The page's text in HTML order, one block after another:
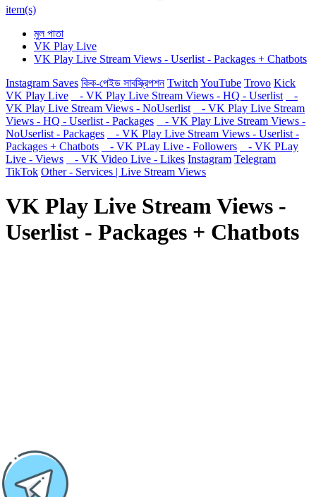
item(s)
মুল পাতা
VK Play Live
VK Play Live Stream Views - Userlist - Packages + Chatbots
Instagram Saves কিক-পেইড সাবস্ক্রিপশন Twitch YouTube Trovo Kick
VK Play Live
- VK Play Live Stream Views - HQ - Userlist
-
VK Play Live Stream Views - NoUserlist
- VK Play Live Stream
Views - HQ - Userlist - Packages
- VK Play Live Stream Views -
NoUserlist - Packages
- VK Play Live Stream Views - Userlist -
Packages + Chatbots
- VK PLay Live - Followers
- VK PLay
Live - Views
- VK Video Live - Likes Instagram Telegram
TikTok Other - Services | Live Stream Views
VK Play Live Stream Views -
Userlist - Packages + Chatbots